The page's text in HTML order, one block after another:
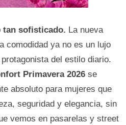
tan sofisticado. La nueva
comodidad ya no es un lujo
del estilo diario.
Primavera 2026 se
absoluto para mujeres que
seguridad y elegancia, sin
vemos en pasarelas y street